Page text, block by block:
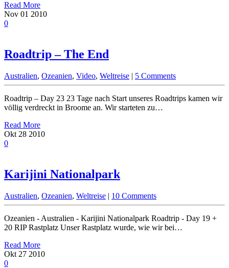
Read More
Nov 01 2010
0
Roadtrip – The End
Australien, Ozeanien, Video, Weltreise | 5 Comments
Roadtrip – Day 23 23 Tage nach Start unseres Roadtrips kamen wir
völlig verdreckt in Broome an. Wir starteten zu…
Read More
Okt 28 2010
0
Karijini Nationalpark
Australien, Ozeanien, Weltreise | 10 Comments
Ozeanien - Australien - Karijini Nationalpark Roadtrip - Day 19 +
20 RIP Rastplatz Unser Rastplatz wurde, wie wir bei…
Read More
Okt 27 2010
0